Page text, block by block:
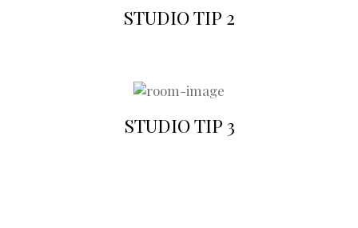
STUDIO TIP 2
STUDIO TIP 3